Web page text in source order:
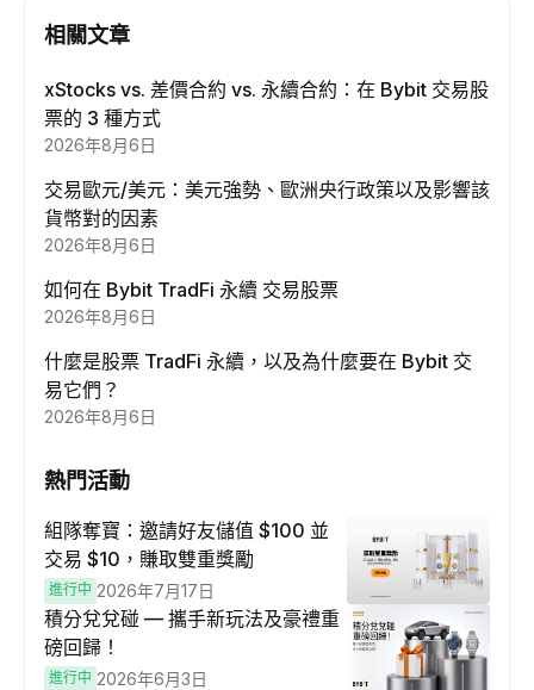
相關文章
xStocks vs. 差價合約 vs. 永續合約：在 Bybit 交易股
票的 3 種方式
2026年8月6日
交易歐元/美元：美元強勢、歐洲央行政策以及影響該
貨幣對的因素
2026年8月6日
如何在 Bybit TradFi 永續 交易股票
2026年8月6日
什麼是股票 TradFi 永續，以及為什麼要在 Bybit 交
易它們？
2026年8月6日
熱門活動
組隊奪寶：邀請好友儲值 $100 並
交易 $10，賺取雙重獎勵
進行中 2026年7月17日
積分兌兌碰 — 攜手新玩法及豪禮重
磅回歸！
進行中 2026年6月3日